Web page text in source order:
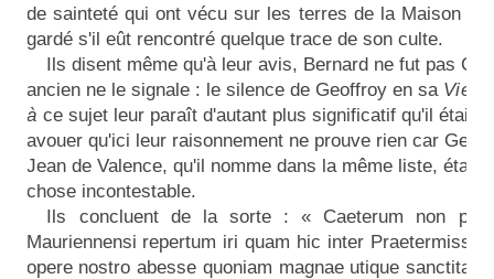
de sainteté qui ont vécu sur les terres de la Maison
gardé s'il eût rencontré quelque trace de son culte.
Ils disent même qu'à leur avis, Bernard ne fut pas
ancien ne le signale : le silence de Geoffroy en sa Vie
à ce sujet leur paraît d'autant plus significatif qu'il était
avouer qu'ici leur raisonnement ne prouve rien car
Jean de Valence, qu'il nomme dans la même liste, était
chose incontestable.
Ils concluent de la sorte : « Caeterum non
Mauriennensi repertum iri quam hic inter
opere nostro abesse quoniam magnae utique